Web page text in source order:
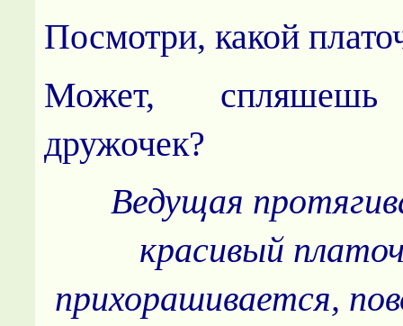
Посмотри, какой
Может,
дружочек?
Ведущая
красивый
прихорашивается,